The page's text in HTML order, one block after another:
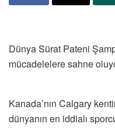
Dünya Sürat Pateni
mücadelelere sahne
Kanada’nın Calgary
dünyanın en iddialı